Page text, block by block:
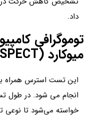
داد.
توموگرافی
میوکارد (SPECT)
این تست استرس همراه
انجام می شود. در طول
خواسته می‌شود تا نوعی